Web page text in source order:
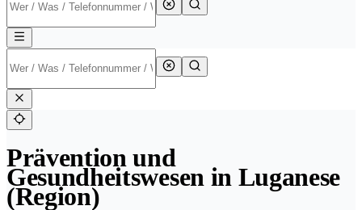
Prävention und
Gesundheitswesen in Luganese
(Region)